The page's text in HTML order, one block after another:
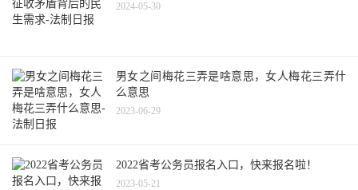
2024-05-30
男女之间梅花三弄是啥意思，女人梅花三弄什
么意思
2023-06-29
2022省考公务员报名入口，快来报名啦！
2023-05-21